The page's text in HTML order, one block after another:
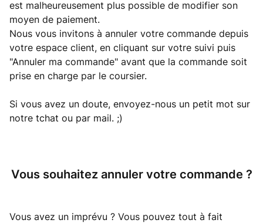
est malheureusement plus possible de modifier son
moyen de paiement.
Nous vous invitons à annuler votre commande depuis
votre espace client, en cliquant sur votre suivi puis
"Annuler ma commande" avant que la commande soit
prise en charge par le coursier.
Si vous avez un doute, envoyez-nous un petit mot sur
notre tchat ou par mail. ;)
Vous souhaitez annuler votre commande ?
Vous avez un imprévu ? Vous pouvez tout à fait